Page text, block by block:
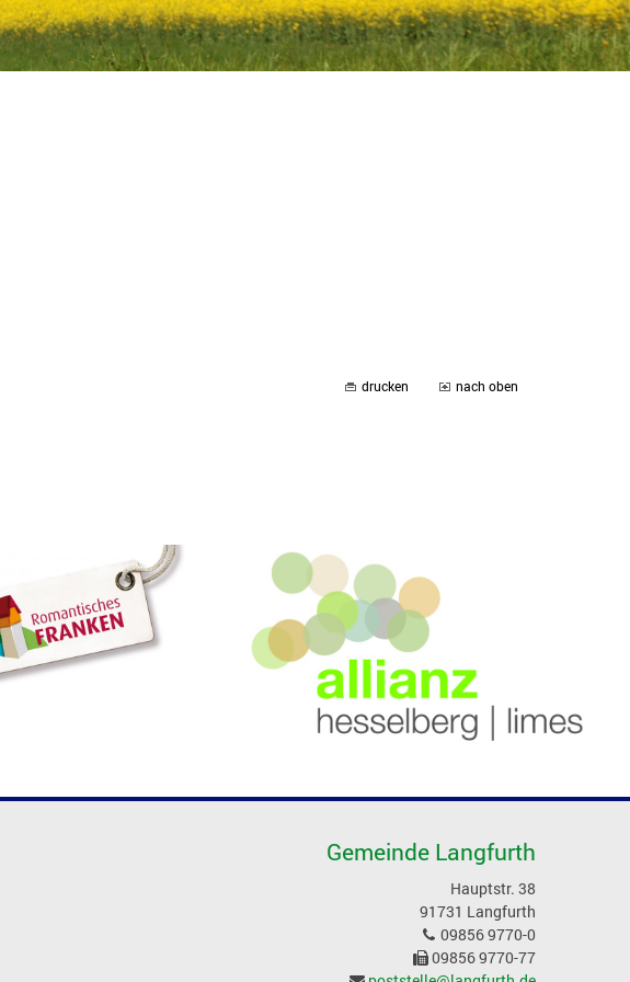
drucken nach oben
Gemeinde Langfurth
Hauptstr. 38
91731 Langfurth
09856 9770-0
09856 9770-77